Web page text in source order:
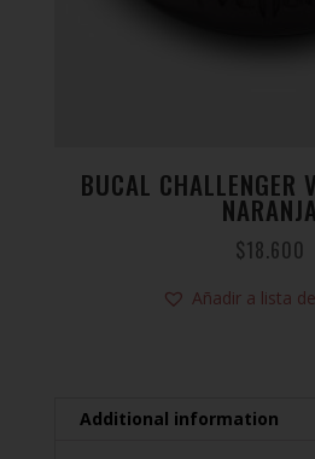
BUCAL CHALLENGER
NARANJA
$18.600
Añadir a lista
Additional information